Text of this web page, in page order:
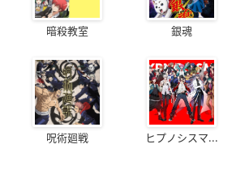
暗殺教室 銀魂
呪術廻戦 ヒプノシスマ...